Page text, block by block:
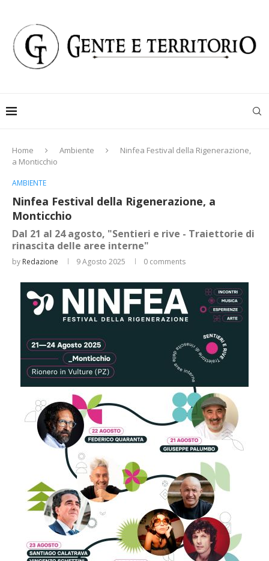
Home Ambiente
Ninfea Festival della Rigenerazione,
a Monticchio
AMBIENTE
Ninfea Festival della Rigenerazione, a
Monticchio
Dal 21 al 24 agosto, "Sentieri e rive - Traiettorie di
rinascita delle aree interne"
by Redazione 9 Agosto 2025 0 comments